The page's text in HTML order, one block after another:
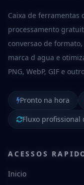
Caixa de ferramentas
processamento
conversao de
marca d agua e
PNG, WebP, GIF e
Pronto na hora
Fluxo profissional
ACESSOS
Inicio